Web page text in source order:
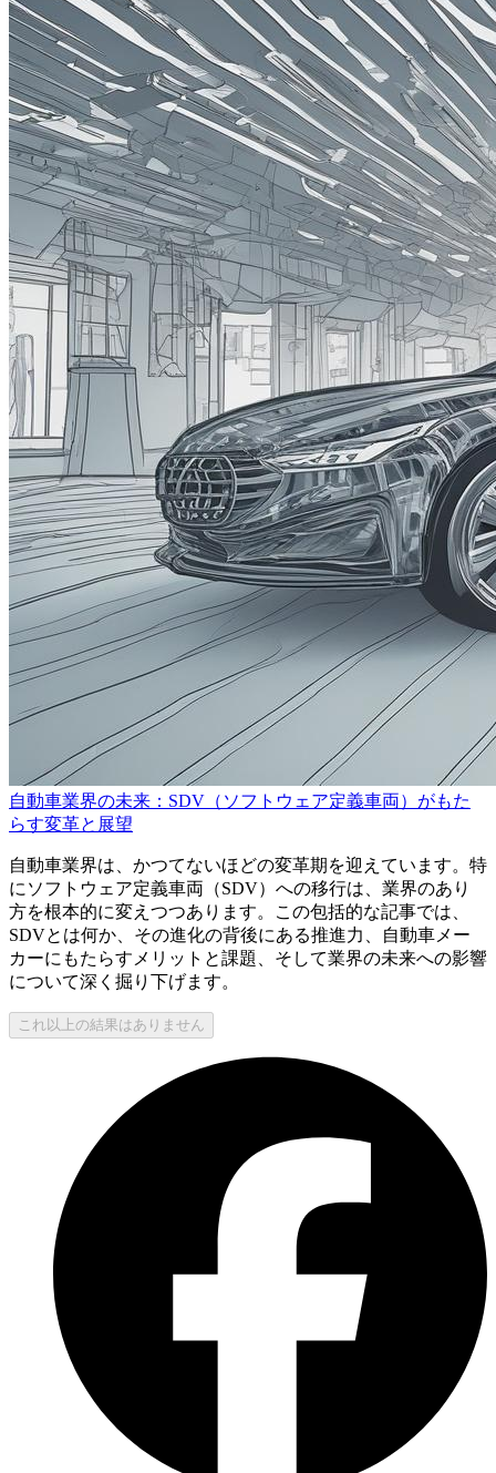
自動車業界の未来：SDV（ソフトウェア定義車両）がもた
らす変革と展望
自動車業界は、かつてないほどの変革期を迎えています。特
にソフトウェア定義車両（SDV）への移行は、業界のあり
方を根本的に変えつつあります。この包括的な記事では、
SDVとは何か、その進化の背後にある推進力、自動車メー
カーにもたらすメリットと課題、そして業界の未来への影響
について深く掘り下げます。
これ以上の結果はありません